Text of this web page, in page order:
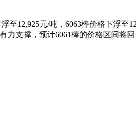
至12,925元/吨，6063棒价格下浮
支撑，预计6061棒的价格区间将回